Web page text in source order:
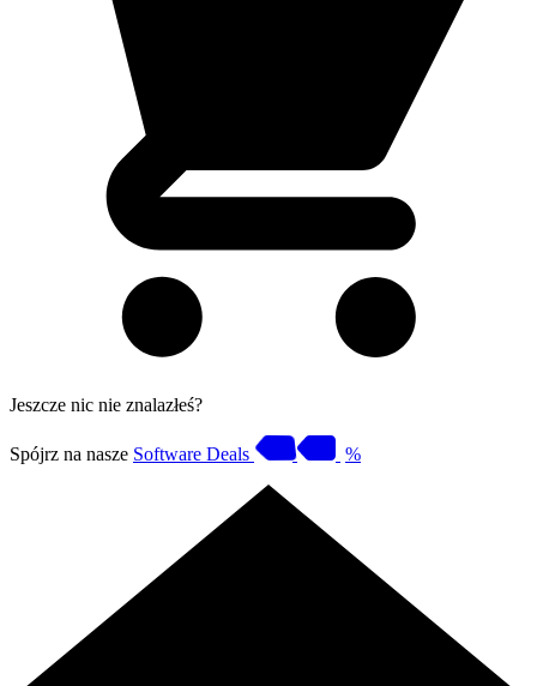
Jeszcze nic nie znalazłeś?
Spójrz na nasze Software Deals %